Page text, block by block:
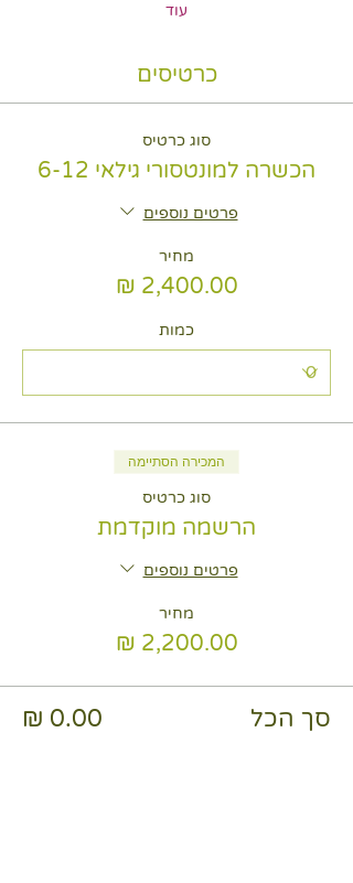
עוד
כרטיסים
סוג כרטיס
הכשרה למונטסורי גילאי 6-12
פרטים נוספים
מחיר
כמות
המכירה הסתיימה
סוג כרטיס
הרשמה מוקדמת
פרטים נוספים
מחיר
סך הכל